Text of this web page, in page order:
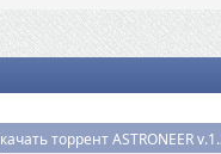
торрент ASTRONEER